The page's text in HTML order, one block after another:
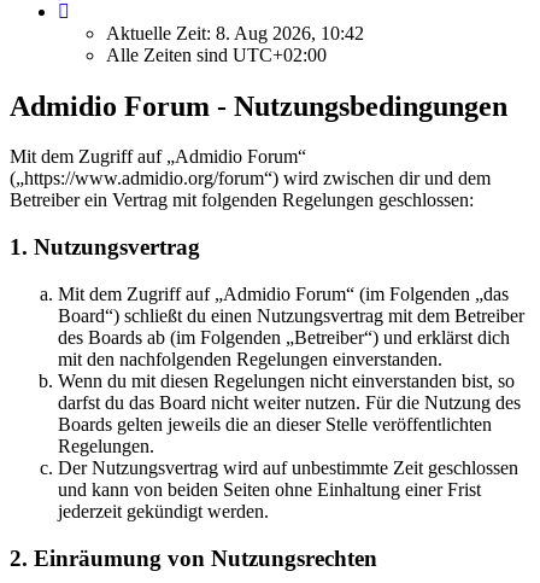
Aktuelle Zeit: 8. Aug 2026, 10:42
Alle Zeiten sind UTC+02:00
Admidio Forum - Nutzungsbedingungen
Mit dem Zugriff auf „Admidio Forum“
(„https://www.admidio.org/forum“) wird zwischen dir und dem
Betreiber ein Vertrag mit folgenden Regelungen geschlossen:
1. Nutzungsvertrag
Mit dem Zugriff auf „Admidio Forum“ (im Folgenden „das
Board“) schließt du einen Nutzungsvertrag mit dem Betreiber
des Boards ab (im Folgenden „Betreiber“) und erklärst dich
mit den nachfolgenden Regelungen einverstanden.
Wenn du mit diesen Regelungen nicht einverstanden bist, so
darfst du das Board nicht weiter nutzen. Für die Nutzung des
Boards gelten jeweils die an dieser Stelle veröffentlichten
Regelungen.
Der Nutzungsvertrag wird auf unbestimmte Zeit geschlossen
und kann von beiden Seiten ohne Einhaltung einer Frist
jederzeit gekündigt werden.
2. Einräumung von Nutzungsrechten